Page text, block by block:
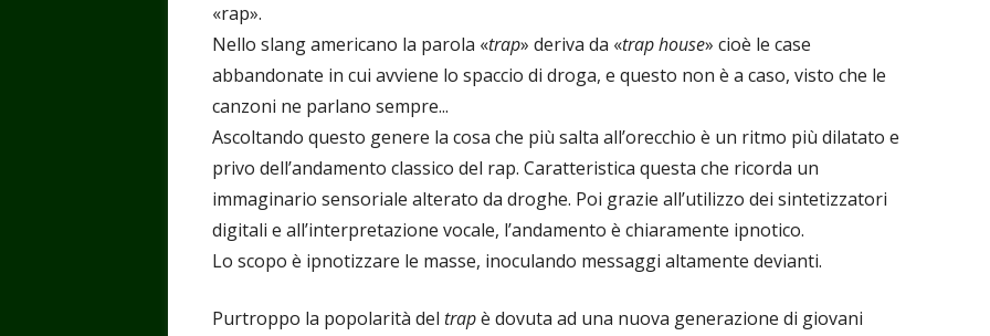
«rap».
Nello slang americano la parola «trap» deriva da «trap house» cioè le case
abbandonate in cui avviene lo spaccio di droga, e questo non è a caso, visto che le
canzoni ne parlano sempre...
Ascoltando questo genere la cosa che più salta all’orecchio è un ritmo più dilatato e
privo dell’andamento classico del rap. Caratteristica questa che ricorda un
immaginario sensoriale alterato da droghe. Poi grazie all’utilizzo dei sintetizzatori
digitali e all’interpretazione vocale, l’andamento è chiaramente ipnotico.
Lo scopo è ipnotizzare le masse, inoculando messaggi altamente devianti.
Purtroppo la popolarità del trapè dovuta ad una nuova generazione di giovani